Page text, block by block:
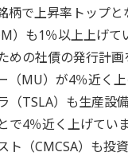
柄で上昇率トップと
）も1％以上上げて
めの社債の発行計
（MU）が4％近く
（TSLA）も生産設
で4％近く上げてい
ト（CMCSA）も投